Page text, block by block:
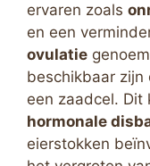
ervaren zoals
en een
ovulatie
beschikbaar
een zaadcel. Dit
hormonale
eierstokken